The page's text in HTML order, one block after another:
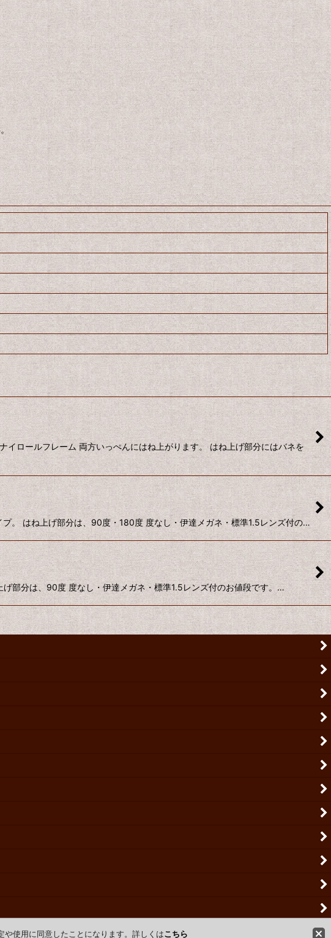
ールフレーム 両方いっぺんにはね上がります。 はね上げ部分にはバネを
はね上げ部分は、90度・180度 度なし・伊達メガネ・標準1.5レンズ付の…
分は、90度 度なし・伊達メガネ・標準1.5レンズ付のお値段です。…
使用に同意したことになります。詳しくはこちら